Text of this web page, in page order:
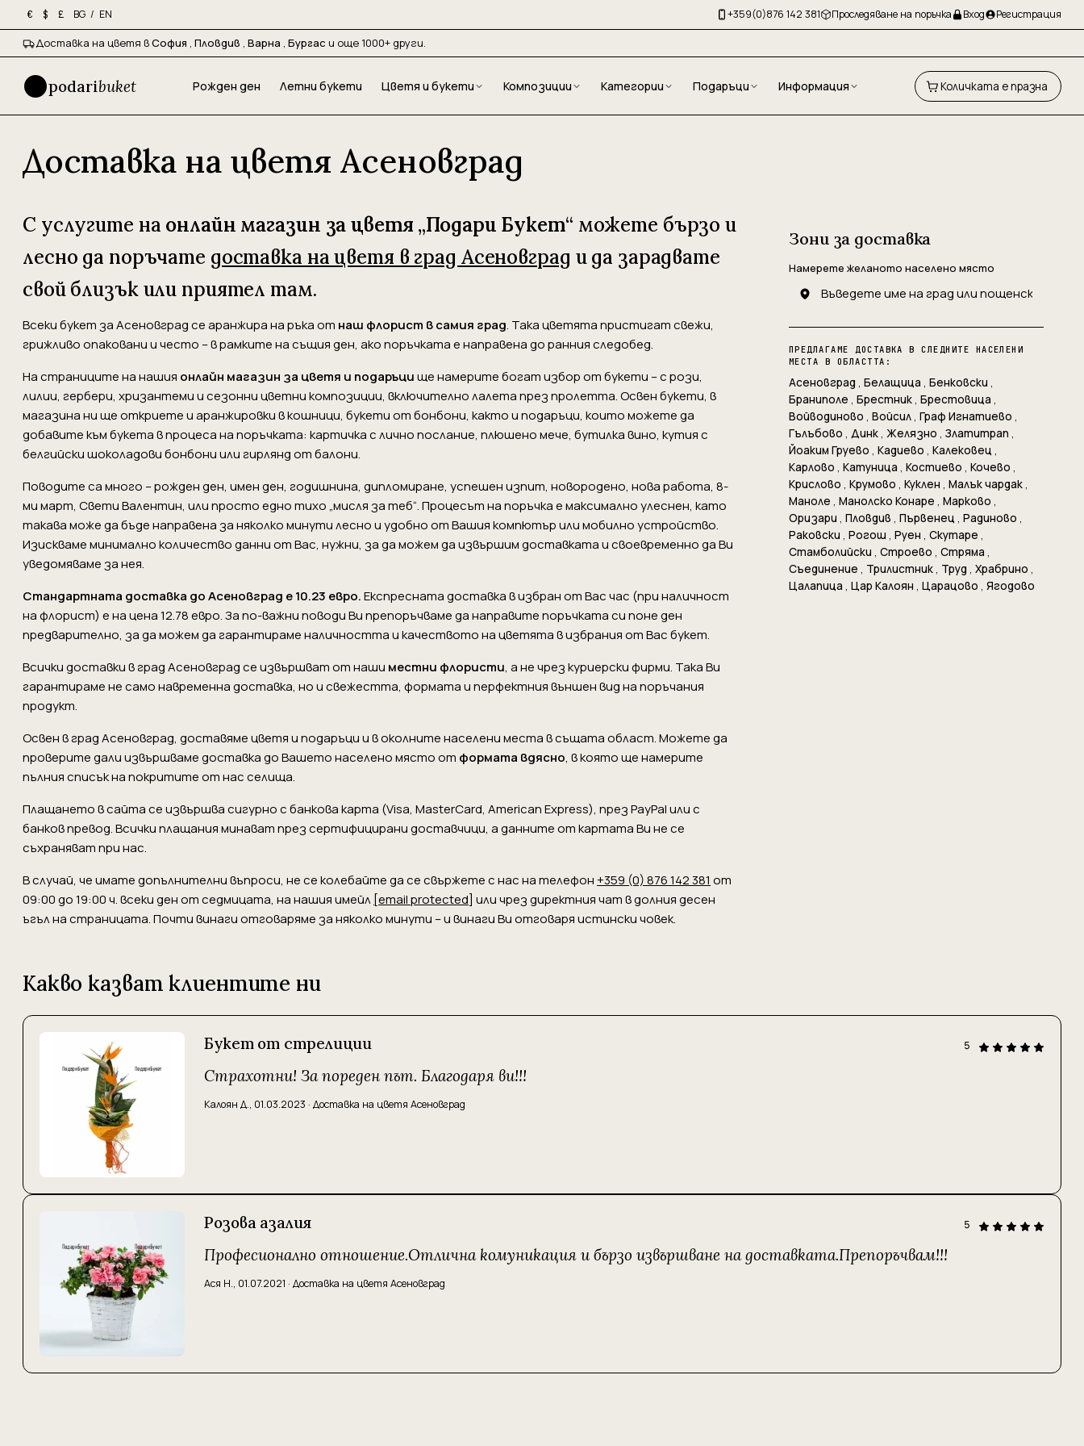
€ $ £ BG / EN +359(0)876 142 381 Проследяване на поръчка Вход Регистрация
Доставка на цветя вСофия , Пловдив , Варна , Бургас и още 1000+ други.
podaribuket Рожден ден Летни букети Цветя и букети Композиции Категории Подаръци Информация Количката е празна
Доставка на цветя Асеновград
С услугите на онлайн магазин за цветя „Подари Букет“ можете бързо и
лесно да поръчате доставка на цветя в град Асеновград и да зарадвате
свой близък или приятел там.
Всеки букет за Асеновград се аранжира на ръка от наш флорист в самия град. Така цветята пристигат свежи,
грижливо опаковани и често – в рамките на същия ден, ако поръчката е направена до ранния следобед.
На страниците на нашия онлайн магазин за цветя и подаръцище намерите богат избор от букети – с рози,
лилии, гербери, хризантеми и сезонни цветни композиции, включително лалета през пролетта. Освен букети, в
магазина ни ще откриете и аранжировки в кошници, букети от бонбони, както и подаръци, които можете да
добавите към букета в процеса на поръчката: картичка с лично послание, плюшено мече, бутилка вино, кутия с
белгийски шоколадови бонбони или гирлянд от балони.
Поводите са много – рожден ден, имен ден, годишнина, дипломиране, успешен изпит, новородено, нова работа, 8-
ми март, Свети Валентин, или просто едно тихо „мисля за теб“. Процесът на поръчка е максимално улеснен, като
такава може да бъде направена за няколко минути лесно и удобно от Вашия компютър или мобилно устройство.
Изискваме минимално количество данни от Вас, нужни, за да можем да извършим доставката и своевременно да Ви
уведомяваме за нея.
Стандартната доставка до Асеновград е 10.23 евро.Експресната доставка в избран от Вас час (при наличност
на флорист) е на цена 12.78 евро. За по-важни поводи Ви препоръчваме да направите поръчката си поне ден
предварително, за да можем да гарантираме наличността и качеството на цветята в избрания от Вас букет.
Всички доставки в град Асеновград се извършват от наши местни флористи, а не чрез куриерски фирми. Така Ви
гарантираме не само навременна доставка, но и свежестта, формата и перфектния външен вид на поръчания
продукт.
Освен в град Асеновград, доставяме цветя и подаръци и в околните населени места в същата област. Можете да
проверите дали извършваме доставка до Вашето населено място от формата вдясно, в която ще намерите
пълния списък на покритите от нас селища.
Плащането в сайта се извършва сигурно с банкова карта (Visa, MasterCard, American Express), през PayPal или с
банков превод. Всички плащания минават през сертифицирани доставчици, а данните от картата Ви не се
съхраняват при нас.
В случай, че имате допълнителни въпроси, не се колебайте да се свържете с нас на телефон+359 (0) 876 142 381 от
09:00 до 19:00 ч. всеки ден от седмицата, на нашия имейл [email protected] или чрез директния чат в долния десен
ъгъл на страницата. Почти винаги отговаряме за няколко минути – и винаги Ви отговаря истински човек.
Зони за доставка
Намерете желаното населено място
ПРЕДЛАГАМЕ ДОСТАВКА В СЛЕДНИТЕ НАСЕЛЕНИ
МЕСТА В ОБЛАСТТА:
Асеновград , Белащица , Бенковски ,
Браниполе , Брестник, Брестовица ,
Войводиново , Войсил, Граф Игнатиево ,
Гълъбово , Динк, Желязно , Златитрап ,
Йоаким Груево , Кадиево , Калековец ,
Карлово , Катуница , Костиево , Кочево ,
Крислово , Крумово , Куклен , Малък чардак,
Маноле , Манолско Конаре , Марково ,
Оризари , Пловдив , Първенец , Радиново ,
Раковски , Рогош , Руен , Скутаре ,
Стамболийски , Строево , Стряма ,
Съединение , Трилистник, Труд , Храбрино ,
Цалапица , Цар Калоян , Царацово , Ягодово
Какво казват клиентите ни
Букет от стрелиции 5
Страхотни! За пореден път. Благодаря ви!!!
Калоян Д., 01.03.2023 · Доставка на цветя Асеновград
Розова азалия 5
Професионално отношение.Отлична комуникация и бързо извършване на доставката.Препоръчвам!!!
Ася Н., 01.07.2021 · Доставка на цветя Асеновград